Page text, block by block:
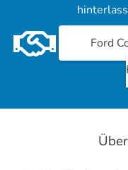
Ford